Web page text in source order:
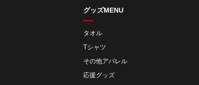
グッズMENU
タオル
Tシャツ
その他アパレル
応援グッズ